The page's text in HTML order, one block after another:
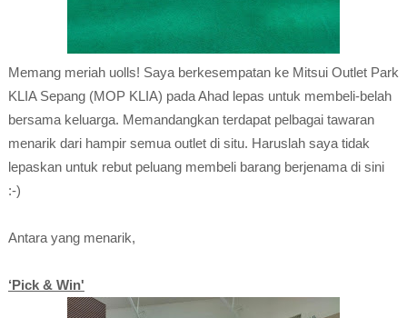
Memang meriah uolls! Saya berkesempatan ke Mitsui Outlet Park
KLIA Sepang (MOP KLIA) pada Ahad lepas untuk membeli-belah
bersama keluarga. Memandangkan terdapat pelbagai tawaran
menarik dari hampir semua outlet di situ. Haruslah saya tidak
lepaskan untuk rebut peluang membeli barang berjenama di sini
:-)
Antara yang menarik,
‘Pick & Win'